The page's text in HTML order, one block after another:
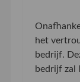
het
bedrijf.
bedrijf zal